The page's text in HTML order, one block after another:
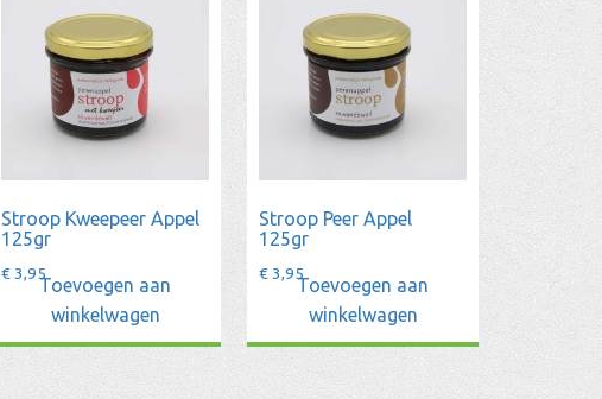
Stroop Kweepeer Appel
125gr
€3,95
Toevoegen aan
winkelwagen
Stroop Peer Appel
125gr
€3,95
Toevoegen aan
winkelwagen